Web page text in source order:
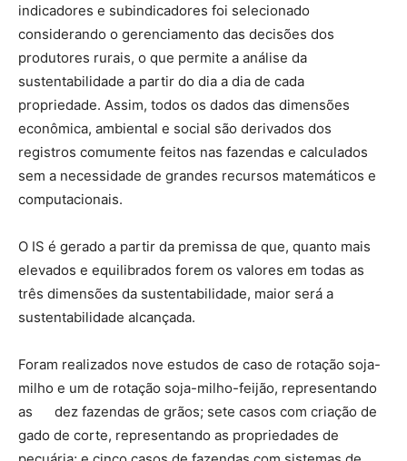
indicadores e subindicadores foi selecionado
considerando o gerenciamento das decisões dos
produtores rurais, o que permite a análise da
sustentabilidade a partir do dia a dia de cada
propriedade. Assim, todos os dados das dimensões
econômica, ambiental e social são derivados dos
registros comumente feitos nas fazendas e calculados
sem a necessidade de grandes recursos matemáticos e
computacionais.
O IS é gerado a partir da premissa de que, quanto mais
elevados e equilibrados forem os valores em todas as
três dimensões da sustentabilidade, maior será a
sustentabilidade alcançada.
Foram realizados nove estudos de caso de rotação soja-
milho e um de rotação soja-milho-feijão, representando
as dez fazendas de grãos; sete casos com criação de
gado de corte, representando as propriedades de